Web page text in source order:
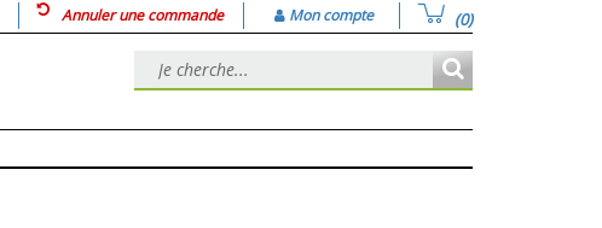
Annuler une commande Mon compte (0)